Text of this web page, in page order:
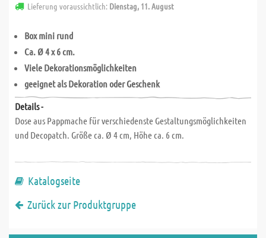
Lieferung voraussichtlich: Dienstag, 11. August
Box mini rund
Ca. Ø 4 x 6 cm.
Viele Dekorationsmöglichkeiten
geeignet als Dekoration oder Geschenk
Details -
Dose aus Pappmache für verschiedenste Gestaltungsmöglichkeiten
und Decopatch. Größe ca. Ø 4 cm, Höhe ca. 6 cm.
Katalogseite
Zurück zur Produktgruppe